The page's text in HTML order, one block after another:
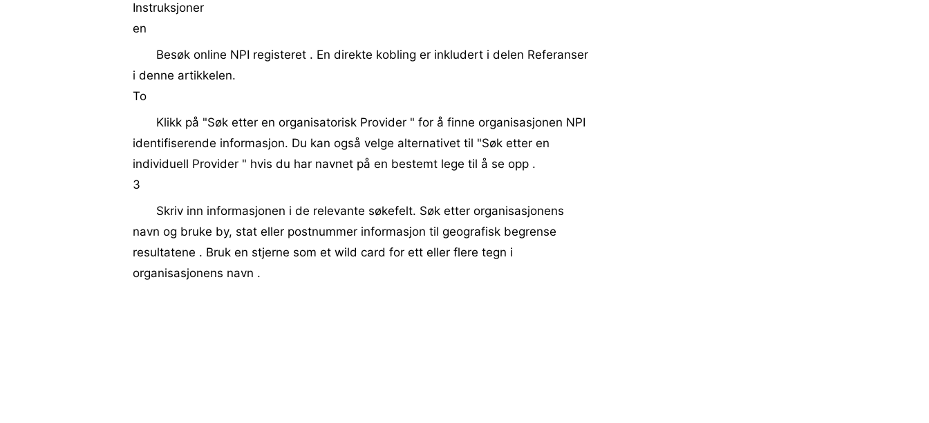
Instruksjoner
en
Besøk online NPI registeret . En direkte kobling er inkludert i delen Referanser
i denne artikkelen.
To
Klikk på "Søk etter en organisatorisk Provider " for å finne organisasjonen NPI
identifiserende informasjon. Du kan også velge alternativet til "Søk etter en
individuell Provider " hvis du har navnet på en bestemt lege til å se opp .
3
Skriv inn informasjonen i de relevante søkefelt. Søk etter organisasjonens
navn og bruke by, stat eller postnummer informasjon til geografisk begrense
resultatene . Bruk en stjerne som et wild card for ett eller flere tegn i
organisasjonens navn .